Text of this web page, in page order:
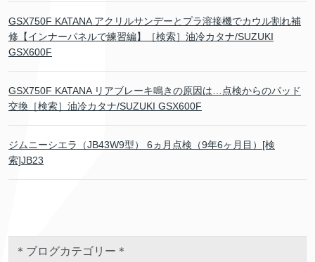
GSX750F KATANA アクリルサンデーとプラ溶接機でカウル割れ補
修【インナーパネルで練習編】［検索］油冷カタナ/SUZUKI
GSX600F
GSX750F KATANA リアブレーキ鳴きの原因は…点検からのパッド
交換［検索］油冷カタナ/SUZUKI GSX600F
ジムニーシエラ（JB43W9型） 6ヵ月点検（9年6ヶ月目）[検
索]JB23
＊ブログカテゴリー＊